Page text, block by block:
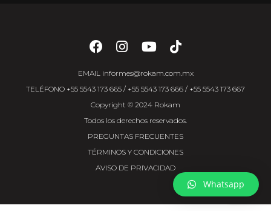
EMAIL informes@rokam.com.mx
TELÉFONO +55 5543 173 665 / +55 5543 173 666 / +55 5543 173 667
Copyright © 2024 Rokam
Todos los derechos reservados.
PREGUNTAS FRECUENTES
TÉRMINOS Y CONDICIONES
AVISO DE PRIVACIDAD
Whatsapp